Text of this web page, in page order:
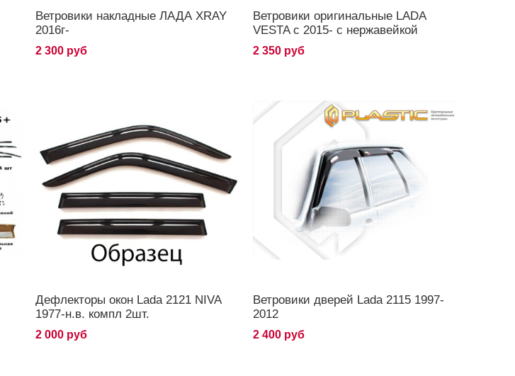
Ветровики накладные ЛАДА XRAY
2016г-
2 300 руб
Ветровики оригинальные LADA
VESTA с 2015- с нержавейкой
2 350 руб
Дефлекторы окон Lada 2121 NIVA
1977-н.в. компл 2шт.
2 000 руб
Ветровики дверей Lada 2115 1997-
2012
2 400 руб